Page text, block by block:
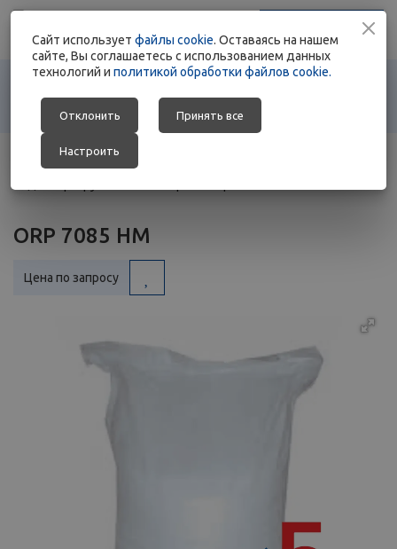
+375 29 692 01 76
Заказать звонок
Главная Каталог -
ORP 7085 HM
Цена по запросу
Cайт использует файлы cookie. Оставаясь на нашем
сайте, Вы соглашаетесь с использованием данных
технологий и политикой обработки файлов cookie.
Отклонить Принять все
Настроить